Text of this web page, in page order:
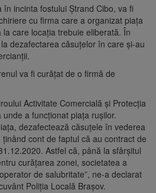
în incinta fostului Ștrand Cibo, va fi
cu firma care a organizat piața
care locația trebuie eliberată. În
dezafectarea căsuțelor în care și-au
va fi curățat de o firmă de
Activitate Comercială și Protecția
a funcționat piața rușilor.
dezafectează căsuțele în vederea
cont de faptul că au contract de
Astfel că, până la sfârșitul
curățarea zonei, societatea a
de salubritate”, ne-a declarat
Poliția Locală Brașov.